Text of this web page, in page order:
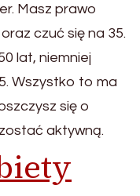
Masz prawo
czuć się na 35.
lat, niemniej
Wszystko to ma
się o
aktywną.